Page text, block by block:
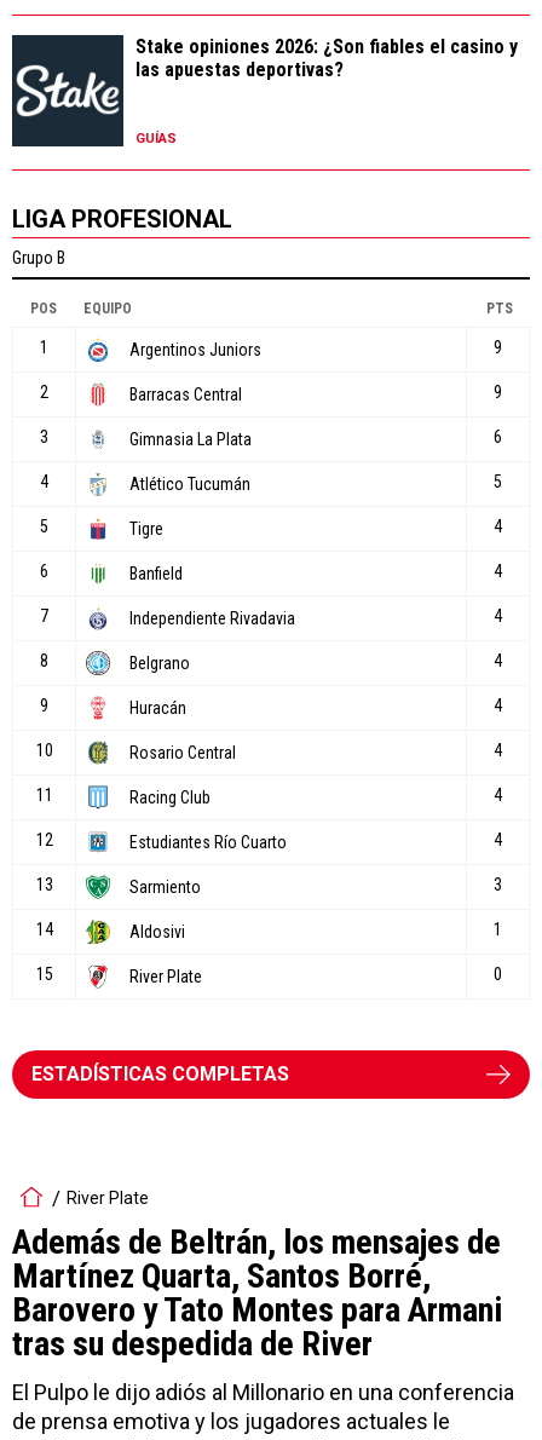
Stake opiniones 2026: ¿Son fiables el casino y
las apuestas deportivas?
GUÍAS
LIGA PROFESIONAL
ESTADÍSTICAS COMPLETAS
River Plate
Además de Beltrán, los mensajes de
Martínez Quarta, Santos Borré,
Barovero y Tato Montes para Armani
tras su despedida de River
El Pulpo le dijo adiós al Millonario en una conferencia
de prensa emotiva y los jugadores actuales le